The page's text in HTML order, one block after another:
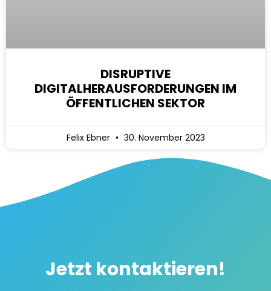
DISRUPTIVE
DIGITALHERAUSFORDERUNGEN IM
ÖFFENTLICHEN SEKTOR
Felix Ebner 30. November 2023
Jetzt kontaktieren!